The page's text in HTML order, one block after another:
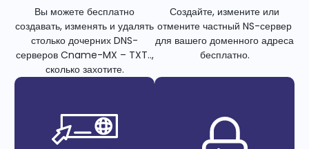
Вы можете бесплатно
создавать, изменять и удалять
столько дочерних DNS-
серверов Cname-MX – TXT..,
сколько захотите.
Создайте, измените или
отмените частный NS-сервер
для вашего доменного адреса
бесплатно.